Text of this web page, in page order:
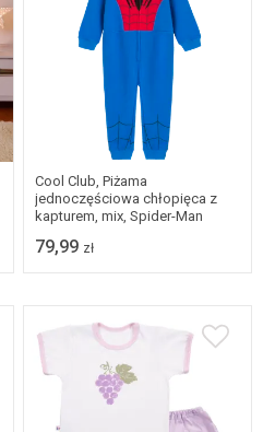
Dostępne w wielu
rozmiarach
Cool Club, Piżama
jednoczęściowa chłopięca z
kapturem, mix, Spider-Man
79,99 zł